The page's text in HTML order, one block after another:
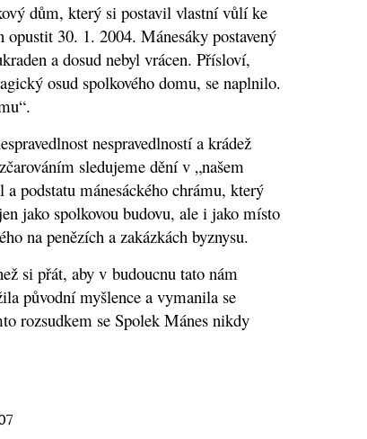
dům, který si postavil vlastní vůlí ke
opustit 30. 1. 2004. Mánesáky postavený
a dosud nebyl vrácen. Přísloví,
osud spolkového domu, se naplnilo.
nespravedlností a krádež
sledujeme dění v „našem
podstatu mánesáckého chrámu, který
jako spolkovou budovu, ale i jako místo
na penězích a zakázkách byznysu.
si přát, aby v budoucnu tato nám
původní myšlence a vymanila se
rozsudkem se Spolek Mánes nikdy